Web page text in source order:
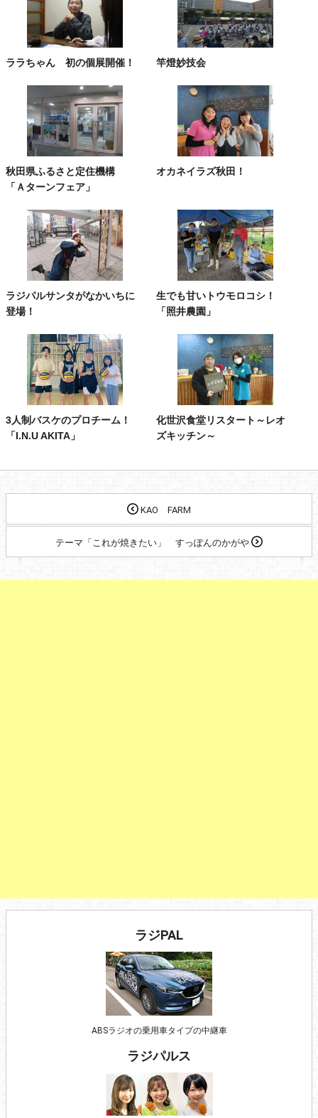
ララちゃん 初の個展開催！ 竿燈妙技会
秋田県ふるさと定住機構
「Ａターンフェア」
オカネイラズ秋田！
ラジパルサンタがなかいちに
登場！
生でも甘いトウモロコシ！
「照井農園」
3人制バスケのプロチーム！
「I.N.U AKITA」
化世沢食堂リスタート～レオ
ズキッチン～
KAO FARM
テーマ「これが焼きたい」 すっぽんのかがや
ラジPAL
ABSラジオの乗用車タイプの中継車
ラジパルス